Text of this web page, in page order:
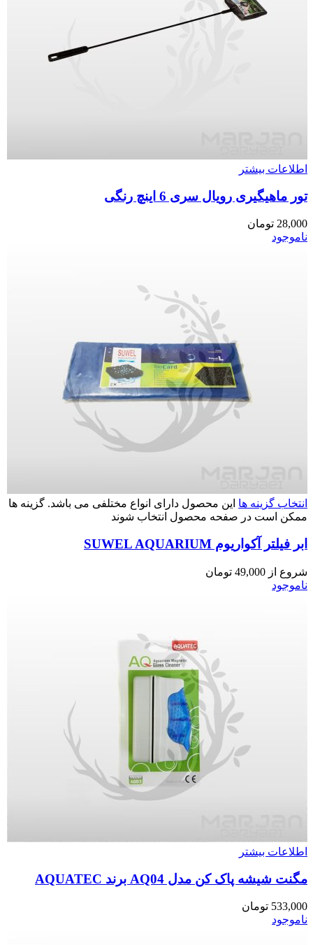
اطلاعات بیشتر
تور ماهیگیری رویال سری 6 اینچ رنگی
28,000 تومان
ناموجود
انتخاب گزینه ها این محصول دارای انواع مختلفی می باشد. گزینه ها
ممکن است در صفحه محصول انتخاب شوند
ابر فیلتر آکواریوم SUWEL AQUARIUM
شروع از 49,000 تومان
ناموجود
اطلاعات بیشتر
مگنت شیشه پاک کن مدل AQ04 برند AQUATEC
533,000 تومان
ناموجود